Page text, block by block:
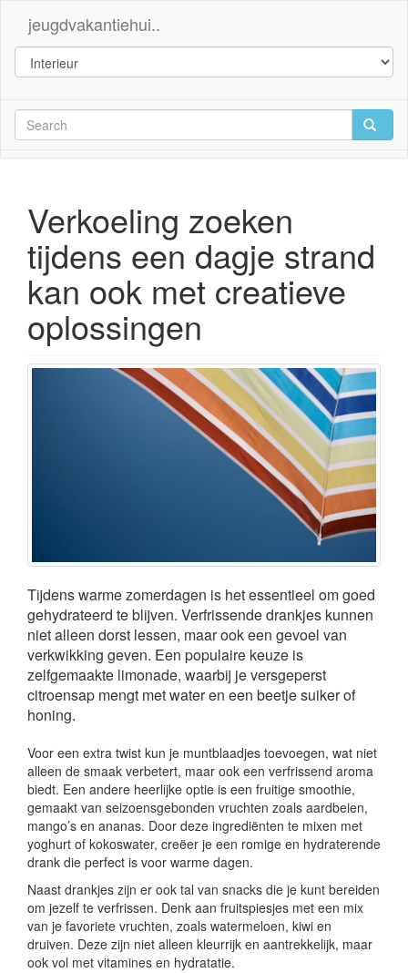
jeugdvakantiehui..
Verkoeling zoeken
tijdens een dagje strand
kan ook met creatieve
oplossingen
Tijdens warme zomerdagen is het essentieel om goed
gehydrateerd te blijven. Verfrissende drankjes kunnen
niet alleen dorst lessen, maar ook een gevoel van
verkwikking geven. Een populaire keuze is
zelfgemaakte limonade, waarbij je versgeperst
citroensap mengt met water en een beetje suiker of
honing.
Voor een extra twist kun je muntblaadjes toevoegen, wat niet
alleen de smaak verbetert, maar ook een verfrissend aroma
biedt. Een andere heerlijke optie is een fruitige smoothie,
gemaakt van seizoensgebonden vruchten zoals aardbeien,
mango’s en ananas. Door deze ingrediënten te mixen met
yoghurt of kokoswater, creëer je een romige en hydraterende
drank die perfect is voor warme dagen.
Naast drankjes zijn er ook tal van snacks die je kunt bereiden
om jezelf te verfrissen. Denk aan fruitspiesjes met een mix
van je favoriete vruchten, zoals watermeloen, kiwi en
druiven. Deze zijn niet alleen kleurrijk en aantrekkelijk, maar
ook vol met vitamines en hydratatie.